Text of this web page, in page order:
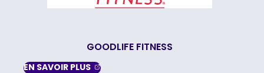
GOODLIFE FITNESS
EN SAVOIR PLUS , OPENS IN A NEW TAB